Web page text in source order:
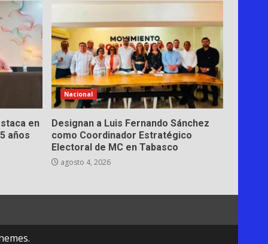
en
años
Nacional
Designan a Luis Fernando Sánchez
como Coordinador Estratégico
Electoral de MC en Tabasco
agosto 4, 2026